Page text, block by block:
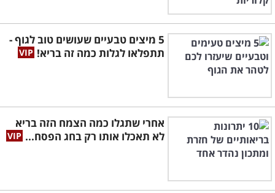
5 מיצים טבעיים שעושים טוב לגוף -
תתפלאו לגלות כמה זה בריא!
אחרי שתגלו כמה הצמח הזה בריא
לא תאכלו אותו רק בחג הפסח...